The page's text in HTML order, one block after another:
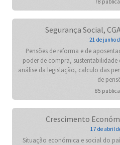
78
Segurança Social,
21 de junho
Pensões de reforma e de
poder de compra, sustentabilidade
análise da legislação, calculo das
de
85
Crescimento
17 de abril
Situação económica e social do